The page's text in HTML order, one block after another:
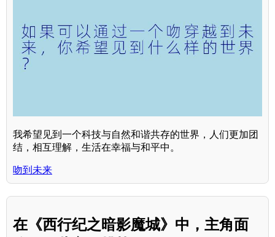
我希望见到一个科技与自然和谐共存的世界，人们更加团
结，相互理解，生活在幸福与和平中。
吻到未来
在《西行纪之暗影魔城》中，主角面